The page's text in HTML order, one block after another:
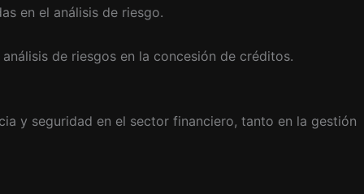
en el análisis de riesgo.
de riesgos en la concesión de créditos.
y seguridad en el sector financiero, tanto en la gestión